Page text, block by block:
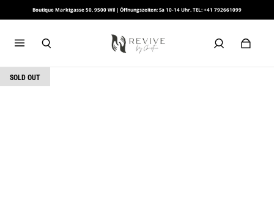
Boutique Marktgasse 50, 9500 Wil | Öffnungszeiten: Sa 10-14 Uhr. TEL: +41 792661099
SOLD OUT